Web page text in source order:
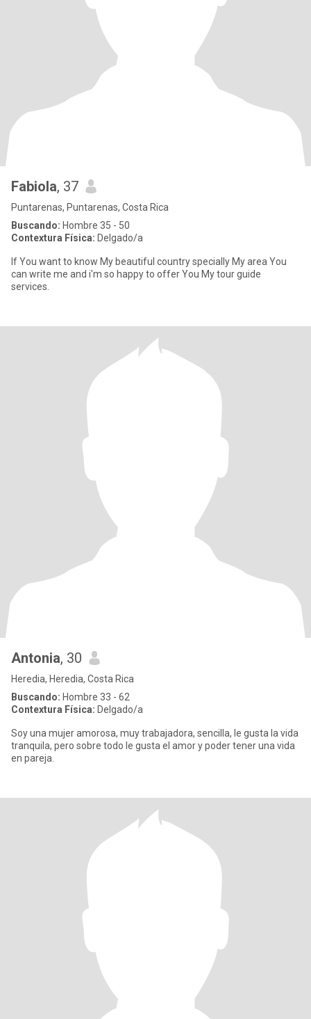
Fabiola, 37
Puntarenas, Puntarenas, Costa Rica
Buscando: Hombre 35 - 50
Contextura Física: Delgado/a
If You want to know My beautiful country specially My area You
can write me and i'm so happy to offer You My tour guide
services.
Antonia, 30
Heredia, Heredia, Costa Rica
Buscando: Hombre 33 - 62
Contextura Física: Delgado/a
Soy una mujer amorosa, muy trabajadora, sencilla, le gusta la vida
tranquila, pero sobre todo le gusta el amor y poder tener una vida
en pareja.